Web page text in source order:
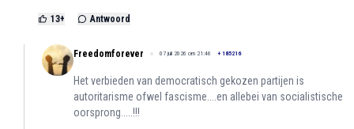
13+ Antwoord
Freedomforever 07 juli 2026 om 21:46 + 185216
Het verbieden van democratisch gekozen partijen is
autoritarisme ofwel fascisme....en allebei van socialistische
oorsprong.....!!!